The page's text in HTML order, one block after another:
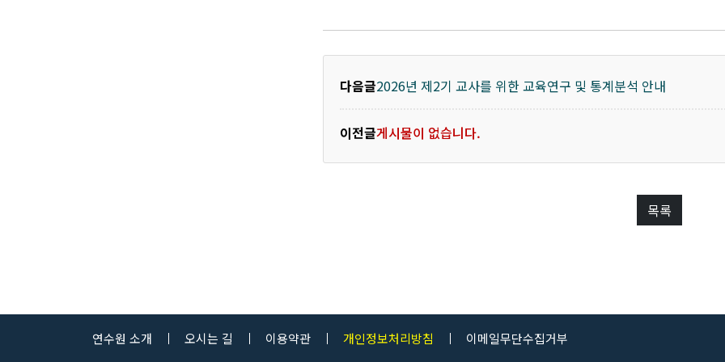
다음글2026년 제2기 교사를 위한 교육연구 및 통계분석 안내
이전글게시물이 없습니다.
목록
연수원 소개 오시는 길 이용약관 개인정보처리방침 이메일무단수집거부